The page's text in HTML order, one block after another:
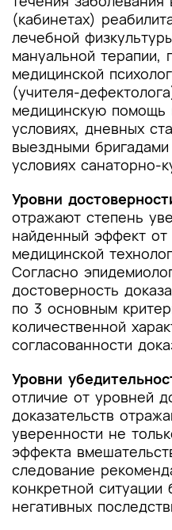
(кабинетах)
лечебной
мануальной терапии,
медицинской
(учителя-
медицинскую помощь
условиях, дневных
выездными
условиях санаторно-
Уровни
отражают степень
найденный эффект
медицинской
Согласно
достоверность
по 3 основным
количественной
согласованности
Уровни
отличие от уровней
доказательств
уверенности не
эффекта
следование
конкретной
негативных